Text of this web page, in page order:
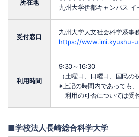
所在地
九州大学伊都キャンパス イ
受付窓口
九州大学人文社会科学系事
https://www.imi.kyushu-
利用時間
9:30～16:30
（土曜日、日曜日、国民
※上記の時間内であっても
利用の可否については受
■学校法人長崎総合科学大学